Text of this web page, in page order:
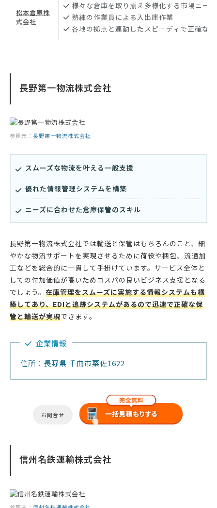
松本倉庫株
式会社
様々な倉庫を取り揃え多様化する市場ニー
熟練の作業員による入出庫作業
各地の拠点と連動したスピーディで正確な
長野第一物流株式会社
参照元： 長野第一物流株式会社
スムーズな物流を叶える一般支援
優れた情報管理システムを構築
ニーズに合わせた倉庫保管のスキル
長野第一物流株式会社では輸送と保管はもちろんのこと、細
やかな物流サポートを実現させるために荷役や梱包、流通加
工などを総合的に一貫して手掛けています。サービス全体と
しての付加価値が高いためコスパの良いビジネス支援となる
でしょう。 在庫管理をスムーズに実施する情報システムも構
築してあり、EDIと追跡システムがあるので迅速で正確な保
管と輸送が実現できます。
企業情報
住所：長野県 千曲市粟佐1622
お問合せ
信州名鉄運輸株式会社